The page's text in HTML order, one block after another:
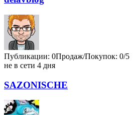
Публикации: 0Продаж/Покупок: 0/5
не в сети 4 дня
SAZONISCHE